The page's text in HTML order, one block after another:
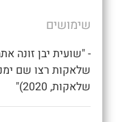
שימושים
- "שועית יבן זונה
שלאקות רצו שם
שלאקות, 2020)"